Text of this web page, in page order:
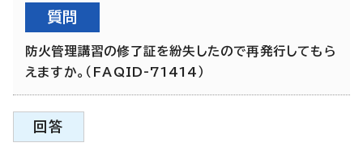
質問
防火管理講習の修了証を紛失したので再発行してもら
えますか。（FAQID-71414）
回答